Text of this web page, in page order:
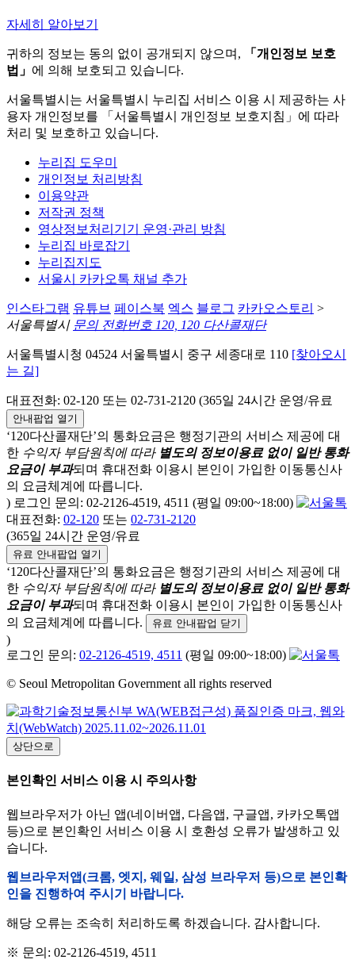
자세히 알아보기
귀하의 정보는 동의 없이 공개되지 않으며,
「개인정보 보호
법」 에 의해 보호되고 있습니다.
서울특별시는 서울특별시 누리집 서비스 이용 시 제공하는 사
용자 개인정보를 「서울특별시 개인정보 보호지침」에 따라
처리 및 보호하고 있습니다.
누리집 도우미
개인정보 처리방침
이용약관
저작권 정책
영상정보처리기기 운영·관리 방침
누리집 바로잡기
누리집지도
서울시 카카오톡 채널 추가
인스타그램 유튜브 페이스북 엑스 블로그 카카오스토리 >
서울특별시 문의 전화번호 120, 120 다산콜재단
서울특별시청 04524 서울특별시 중구 세종대로 110 [찾아오시
는 길]
대표전화: 02-120 또는 02-731-2120 (365일 24시간 운영/유료
안내팝업 열기
‘120다산콜재단’의 통화요금은 행정기관의 서비스 제공에 대
한 수익자 부담원칙에 따라 별도의 정보이용료 없이 일반 통화
요금이 부과되며 휴대전화 이용시 본인이 가입한 이동통신사
의 요금체계에 따릅니다.
) 로그인 문의: 02-2126-4519, 4511 (평일 09:00~18:00)
대표전화: 02-120 또는 02-731-2120
(365일 24시간 운영/유료
유료 안내팝업 열기
‘120다산콜재단’의 통화요금은 행정기관의 서비스 제공에 대
한 수익자 부담원칙에 따라 별도의 정보이용료 없이 일반 통화
요금이 부과되며 휴대전화 이용시 본인이 가입한 이동통신사
의 요금체계에 따릅니다.
유료 안내팝업 닫기
)
로그인 문의: 02-2126-4519, 4511 (평일 09:00~18:00)
© Seoul Metropolitan Government all rights reserved
상단으로
본인확인 서비스 이용 시 주의사항
웹브라우저가 아닌 앱(네이버앱, 다음앱, 구글앱, 카카오톡앱
등)으로 본인확인 서비스 이용 시 호환성 오류가 발생하고 있
습니다.
웹브라우저앱(크롬, 엣지, 웨일, 삼성 브라우저 등)으로 본인확
인을 진행하여 주시기 바랍니다.
해당 오류는 조속히 처리하도록 하겠습니다. 감사합니다.
※ 문의: 02-2126-4519, 4511